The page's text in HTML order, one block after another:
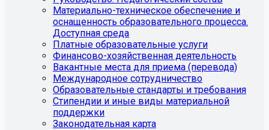
Материально-техническое обеспечение и
оснащенность образовательного процесса.
Доступная среда
Платные образовательные услуги
Финансово-хозяйственная деятельность
Вакантные места для приема (перевода)
Международное сотрудничество
Образовательные стандарты и требования
Стипендии и иные виды материальной
поддержки
Законодательная карта